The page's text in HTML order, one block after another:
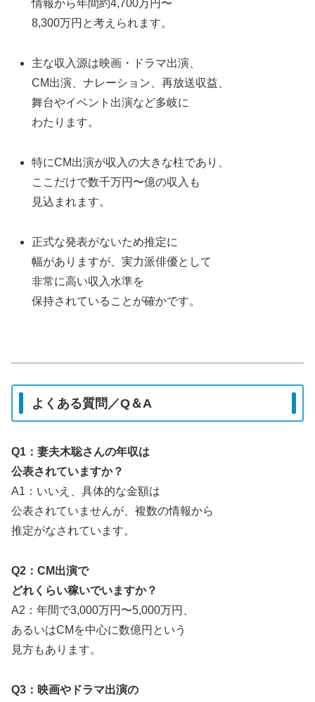
情報から年間約4,700万円〜
8,300万円と考えられます。
主な収入源は映画・ドラマ出演、
CM出演、ナレーション、再放送収益、
舞台やイベント出演など多岐に
わたります。
特にCM出演が収入の大きな柱であり、
ここだけで数千万円〜億の収入も
見込まれます。
正式な発表がないため推定に
幅がありますが、実力派俳優として
非常に高い収入水準を
保持されていることが確かです。
よくある質問／Q＆A
Q1：妻夫木聡さんの年収は
公表されていますか？
A1：いいえ、具体的な金額は
公表されていませんが、複数の情報から
推定がなされています。
Q2：CM出演で
どれくらい稼いでいますか？
A2：年間で3,000万円〜5,000万円、
あるいはCMを中心に数億円という
見方もあります。
Q3：映画やドラマ出演の